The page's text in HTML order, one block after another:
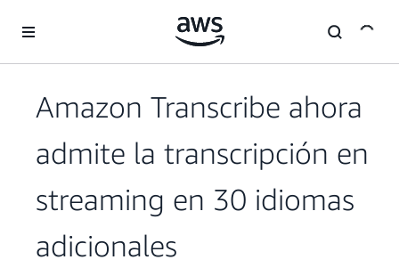
Amazon Transcribe ahora
admite la transcripción en
streaming en 30 idiomas
adicionales